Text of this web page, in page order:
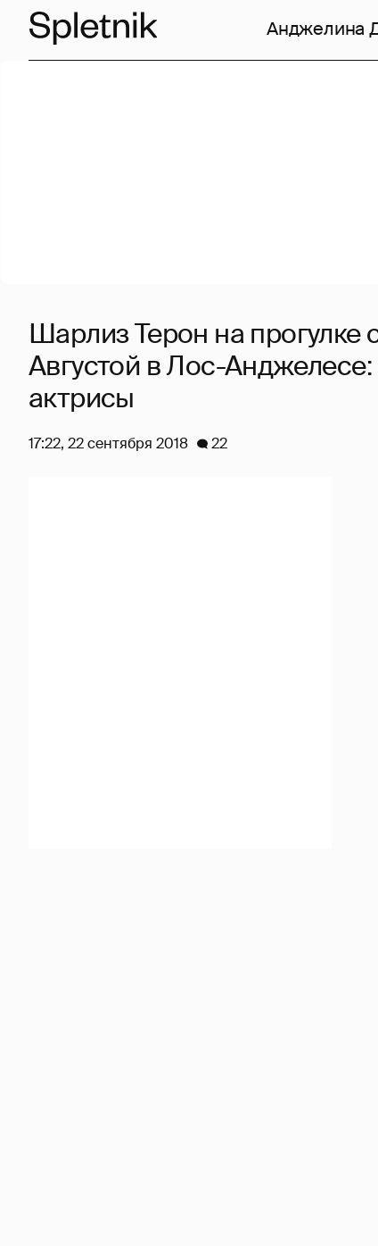
Анджелина
Шарлиз Терон на прогулке
Августой в Лос-
актрисы
17:22, 22 сентября 2018 22